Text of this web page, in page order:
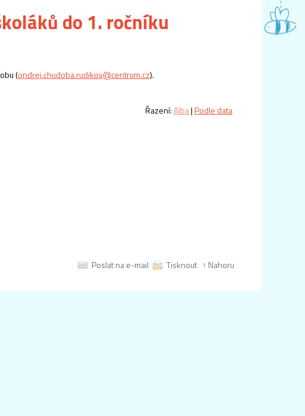
do 1. ročníku
(ondrej.chudoba.rudikov@centrum.cz).
Řazení:Alba|Podle data
Poslat na e-mail Tisknout ↑ Nahoru